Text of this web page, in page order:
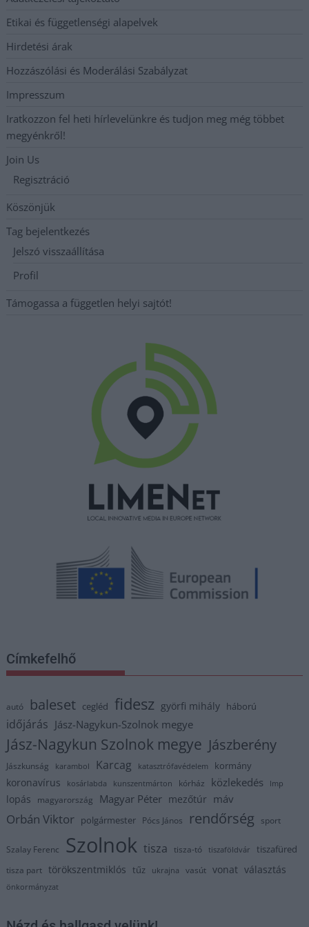
Etikai és függetlenségi alapelvek
Hirdetési árak
Hozzászólási és Moderálási Szabályzat
Impresszum
Iratkozzon fel heti hírlevelünkre és tudjon meg még többet
megyénkről!
Join Us
Regisztráció
Köszönjük
Tag bejelentkezés
Jelszó visszaállítása
Profil
Támogassa a független helyi sajtót!
Címkefelhő
autó baleset cegléd fidesz györfi mihály háború
időjárás Jász-Nagykun-Szolnok megye
Jász-Nagykun Szolnok megye Jászberény
Jászkunság karambol Karcag katasztrófavédelem kormány
koronavírus kosárlabda kunszentmárton kórház közlekedés lmp
lopás magyarország Magyar Péter mezőtúr máv
Orbán Viktor polgármester Pócs János rendőrség sport
Szalay Ferenc Szolnok tisza tisza-tó tiszaföldvár tiszafüred
tisza part törökszentmiklós tűz ukrajna vasút vonat választás
önkormányzat